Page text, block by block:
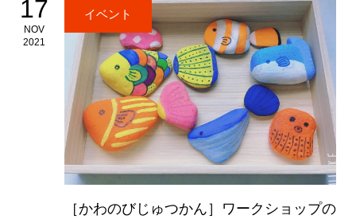
17
NOV
2021
イベント
［かわのびじゅつかん］ワークショップの